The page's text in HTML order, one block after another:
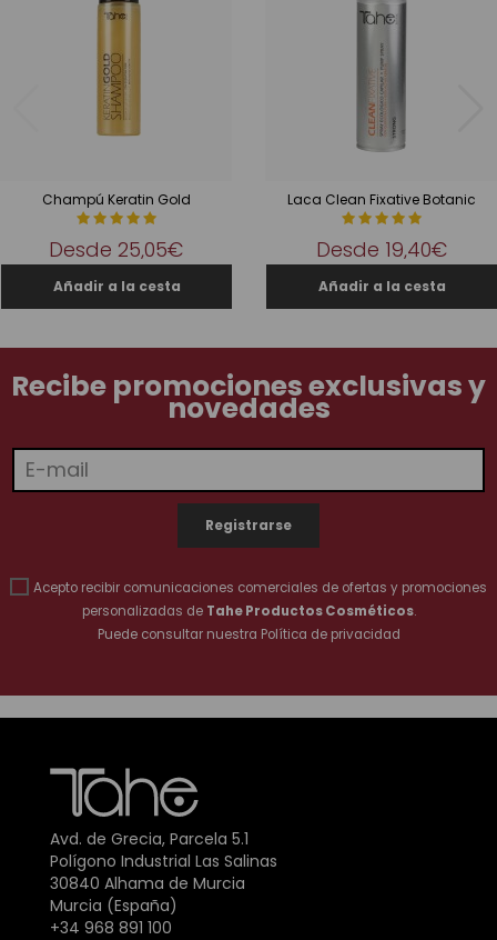
Champú Keratin Gold
Desde 25,05€
Laca Clean Fixative Botanic
Desde 19,40€
Recibe promociones exclusivas y
novedades
Acepto recibir comunicaciones comerciales de ofertas y promociones
personalizadas de Tahe Productos Cosméticos.
Puede consultar nuestra Política de privacidad
Avd. de Grecia, Parcela 5.1
Polígono Industrial Las Salinas
30840 Alhama de Murcia
Murcia (España)
+34 968 891 100